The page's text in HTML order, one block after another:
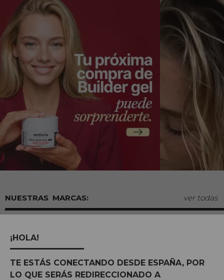
MARCAS: ver todas
¡HOLA!
TE ESTÁS CONECTANDO DESDE ESPAÑA, POR
LO QUE SERÁS REDIRECCIONADO A